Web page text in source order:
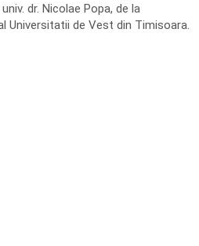
dr. Nicolae Popa, de la
Universitatii de Vest din Timisoara.